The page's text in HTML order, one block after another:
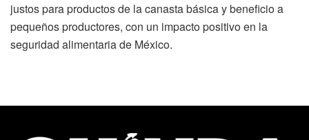
justos para productos de la canasta básica y beneficio a
pequeños productores, con un impacto positivo en la
seguridad alimentaria de México.